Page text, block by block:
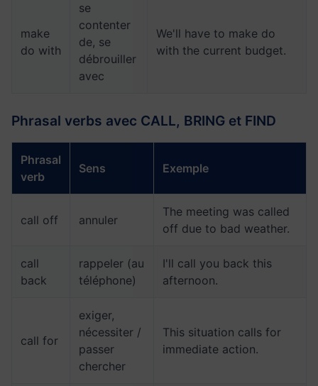
make
do with
se
contenter
de, se
débrouiller
avec
We'll have to make do
with the current budget.
Phrasal verbs avec CALL, BRING et FIND
Phrasal
verb
Sens Exemple
call off annuler
The meeting was called
off due to bad weather.
call
back
rappeler (au
téléphone)
I'll call you back this
afternoon.
call for
exiger,
nécessiter /
passer
chercher
This situation calls for
immediate action.